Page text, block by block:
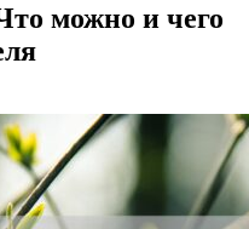
можно и чего